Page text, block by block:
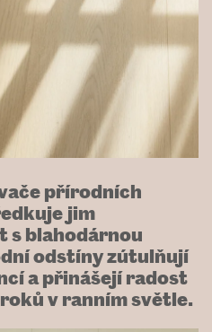
přírodních
jim
s blahodárnou
odstíny zútulňují
a přinášejí radost
v ranním světle.